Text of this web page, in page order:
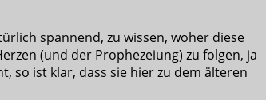
spannend, zu wissen, woher diese
(und der Prophezeiung) zu folgen, ja
so ist klar, dass sie hier zu dem älteren